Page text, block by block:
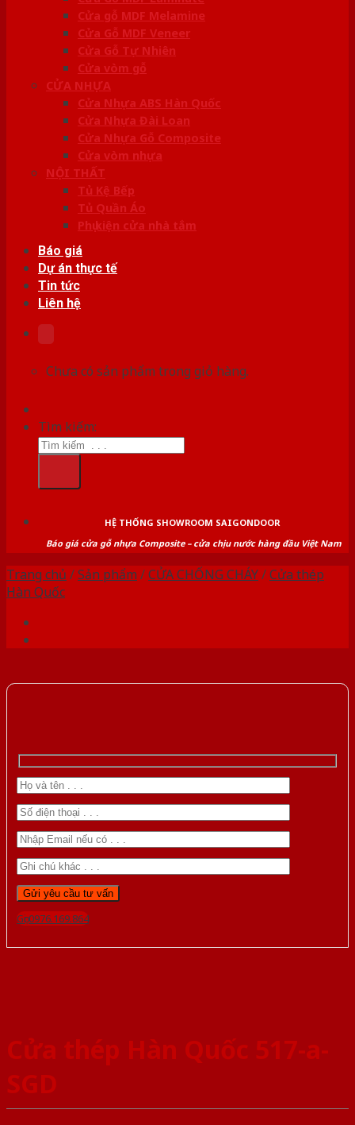
Cửa gỗ MDF Melamine
Cửa Gỗ MDF Veneer
Cửa Gỗ Tự Nhiên
Cửa vòm gỗ
CỬA NHỰA
Cửa Nhựa ABS Hàn Quốc
Cửa Nhựa Đài Loan
Cửa Nhựa Gỗ Composite
Cửa vòm nhựa
NỘI THẤT
Tủ Kệ Bếp
Tủ Quần Áo
Phụ kiện cửa nhà tắm
Báo giá
Dự án thực tế
Tin tức
Liên hệ
Chưa có sản phẩm trong giỏ hàng.
Tìm kiếm:
HỆ THỐNG SHOWROOM SAIGONDOOR
Báo giá cửa gỗ nhựa Composite – cửa chịu nước hàng đầu Việt Nam
Trang chủ /Sản phẩm /CỬA CHỐNG CHÁY/Cửa thép
Hàn Quốc
Gọi 0976.169.864
Cửa thép Hàn Quốc 517-a-
SGD